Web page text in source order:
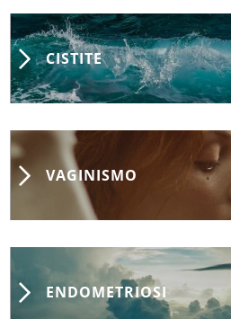
CISTITE
VAGINISMO
ENDOMETRIOSI